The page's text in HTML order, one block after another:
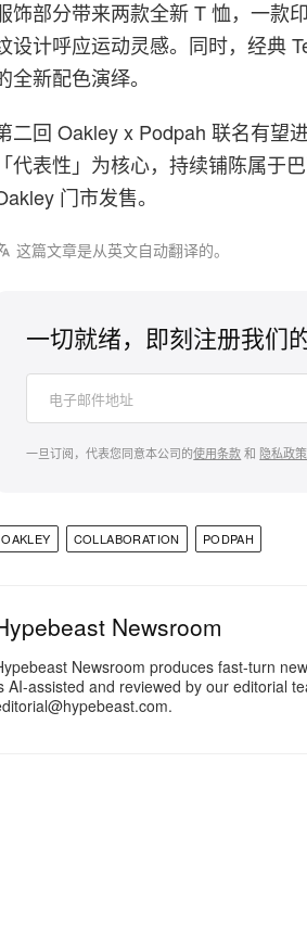
饰部分带来两款全新 T 恤，一款
设计呼应运动灵感。同时，经典
全新配色演绎。
二回 Oakley x Podpah 联名有望
「代表性」为核心，持续铺陈属于
门市发售。
这篇文章是从英文自动翻译的。
一切就绪，即刻注册我们
一旦订阅，代表您同意本公司的使用条款和 隐私政策
OAKLEY COLLABORATION PODPAH
Newsroom
Newsroom produces fast-turn
AI-assisted and reviewed by our editorial